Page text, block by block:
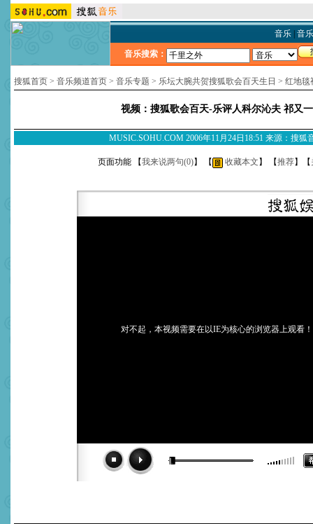
音乐| 音
音乐搜索：
搜狐首页 > 音乐频道首页 > 音乐专题 > 乐坛大腕共贺搜狐歌会百天生日 > 红地毯
视频：搜狐歌会百天-乐评人科尔沁夫 祁又一
MUSIC.SOHU.COM 2006年11月24日18:51 来源：搜狐
页面功能 【我来说两句(0)】 【 收藏本文 】 【推荐】【
对不起，本视频需要在以IE为核心的浏览器上观看！